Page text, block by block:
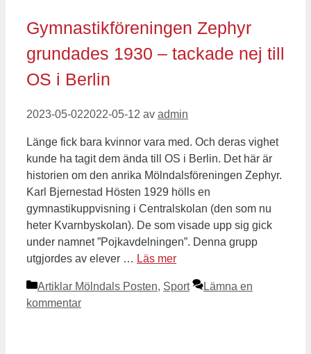
Gymnastikföreningen Zephyr
grundades 1930 – tackade nej till
OS i Berlin
2023-05-022022-05-12 av admin
Länge fick bara kvinnor vara med. Och deras vighet
kunde ha tagit dem ända till OS i Berlin. Det här är
historien om den anrika Mölndalsföreningen Zephyr.
Karl Bjernestad Hösten 1929 hölls en
gymnastikuppvisning i Centralskolan (den som nu
heter Kvarnbyskolan). De som visade upp sig gick
under namnet ”Pojkavdelningen”. Denna grupp
utgjordes av elever … Läs mer
Kategorier
Artiklar Mölndals Posten, Sport
Lämna en
kommentar